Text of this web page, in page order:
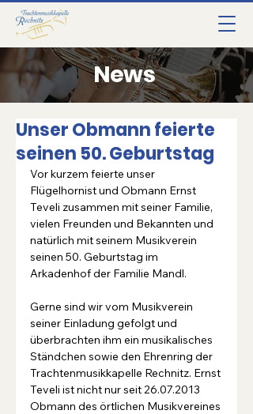
News
Unser Obmann feierte
seinen 50. Geburtstag
Vor kurzem feierte unser
Flügelhornist und Obmann Ernst
Teveli zusammen mit seiner Familie,
vielen Freunden und Bekannten und
natürlich mit seinem Musikverein
seinen 50. Geburtstag im
Arkadenhof der Familie Mandl.
Gerne sind wir vom Musikverein
seiner Einladung gefolgt und
überbrachten ihm ein musikalisches
Ständchen sowie den Ehrenring der
Trachtenmusikkapelle Rechnitz. Ernst
Teveli ist nicht nur seit 26.07.2013
Obmann des örtlichen Musikvereines